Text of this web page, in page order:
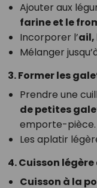
Ajouter aux
farine et le
Incorporer l’ail,
Mélanger
3. Former les
Prendre une
de petites
emporte-pièce.
Les aplatir
4. Cuisson
Cuisson à la